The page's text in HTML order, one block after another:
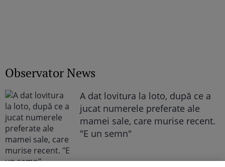
Observator News
A dat lovitura la loto, după ce a
jucat numerele preferate ale
mamei sale, care murise recent.
"E un semn"